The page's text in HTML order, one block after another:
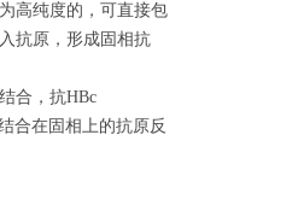
高纯度的，可直接包
抗原，形成固相抗
争结合，抗HBc
合在固相上的抗原反